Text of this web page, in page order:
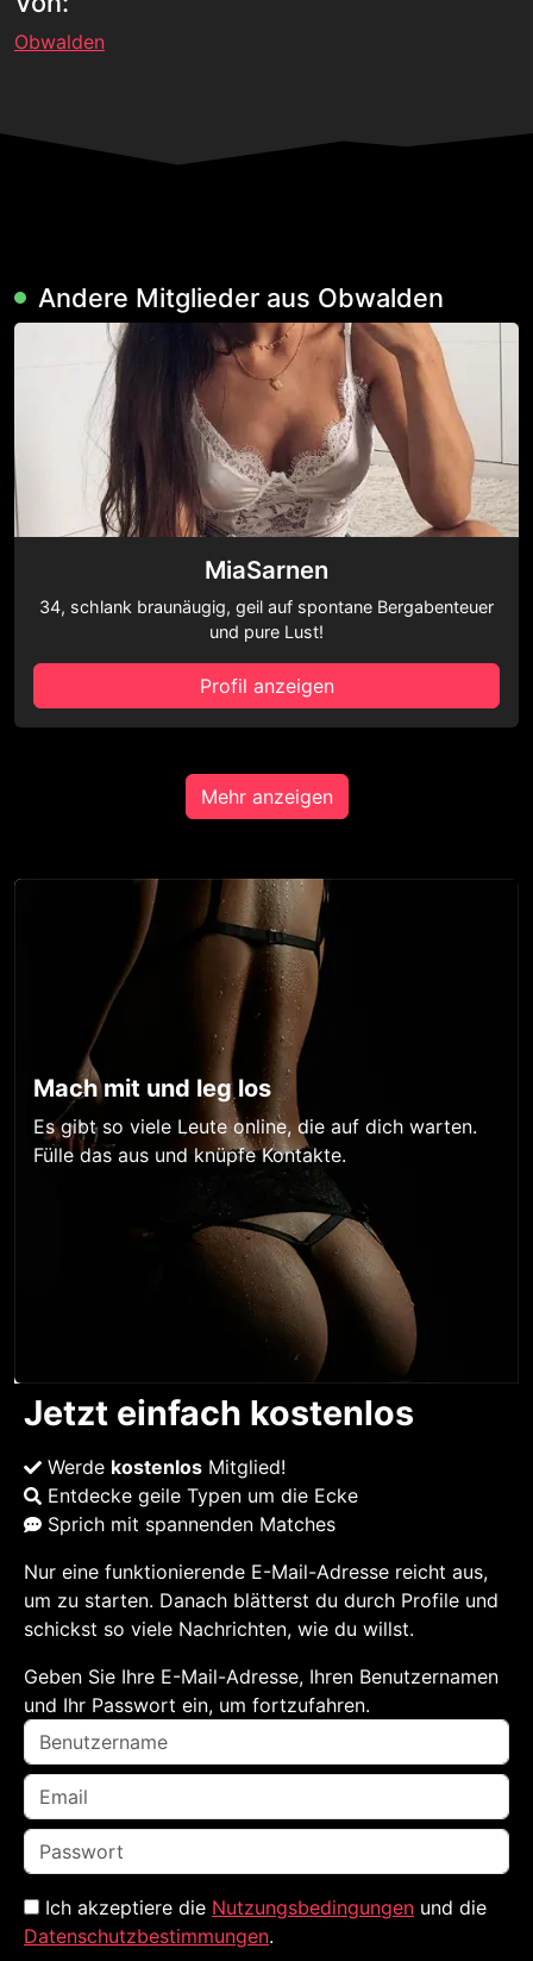
Obwalden
Andere Mitglieder aus Obwalden
MiaSarnen
34, schlank braunäugig, geil auf spontane Bergabenteuer
und pure Lust!
Profil anzeigen
Mehr anzeigen
Mach mit und leg los
Es gibt so viele Leute online, die auf dich warten.
Fülle das aus und knüpfe Kontakte.
Jetzt einfach kostenlos
Werde kostenlos Mitglied!
Entdecke geile Typen um die Ecke
Sprich mit spannenden Matches
Nur eine funktionierende E-Mail-Adresse reicht aus,
um zu starten. Danach blätterst du durch Profile und
schickst so viele Nachrichten, wie du willst.
Geben Sie Ihre E-Mail-Adresse, Ihren Benutzernamen
und Ihr Passwort ein, um fortzufahren.
Ich akzeptiere die Nutzungsbedingungen und die
Datenschutzbestimmungen.